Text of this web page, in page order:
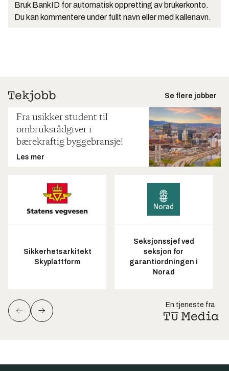
Bruk BankID for automatisk oppretting av brukerkonto.
Du kan kommentere under fullt navn eller med kallenavn.
Se flere jobber
Fra usikker student til
ombruksrådgiver i
bærekraftig byggebransje!
Les mer
Sikkerhetsarkitekt
Skyplattform
Seksjonssjef ved
seksjon for
garantiordningen i
Norad
En tjeneste fra